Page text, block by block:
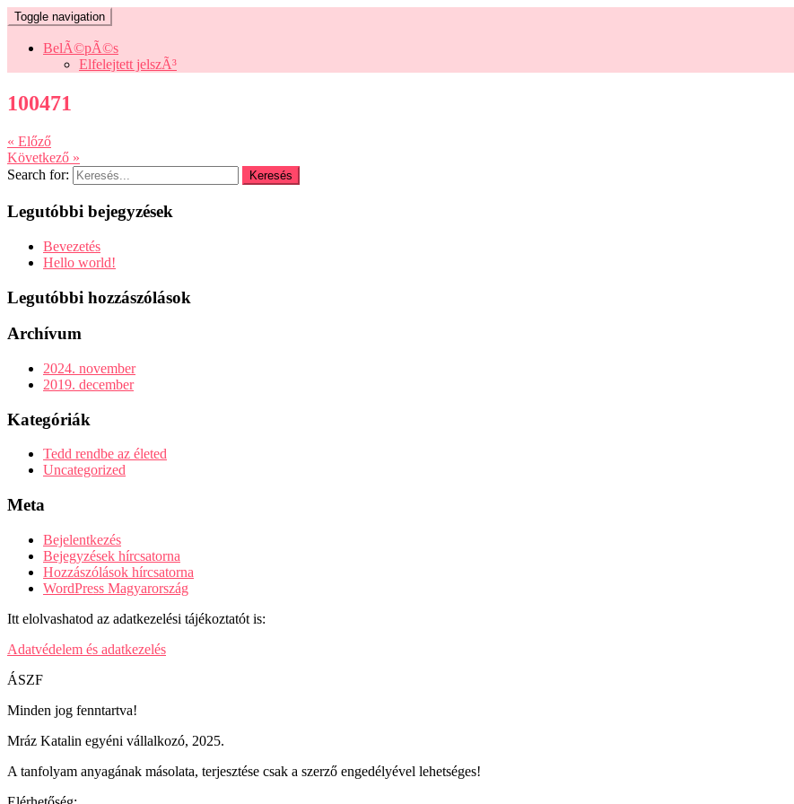
Toggle navigation
BelÃ©pÃ©s
Elfelejtett jelszÃ³
100471
« Előző
Következő »
Search for:
Legutóbbi bejegyzések
Bevezetés
Hello world!
Legutóbbi hozzászólások
Archívum
2024. november
2019. december
Kategóriák
Tedd rendbe az életed
Uncategorized
Meta
Bejelentkezés
Bejegyzések hírcsatorna
Hozzászólások hírcsatorna
WordPress Magyarország
Itt elolvashatod az adatkezelési tájékoztatót is:
Adatvédelem és adatkezelés
ÁSZF
Minden jog fenntartva!
Mráz Katalin egyéni vállalkozó, 2025.
A tanfolyam anyagának másolata, terjesztése csak a szerző engedélyével lehetséges!